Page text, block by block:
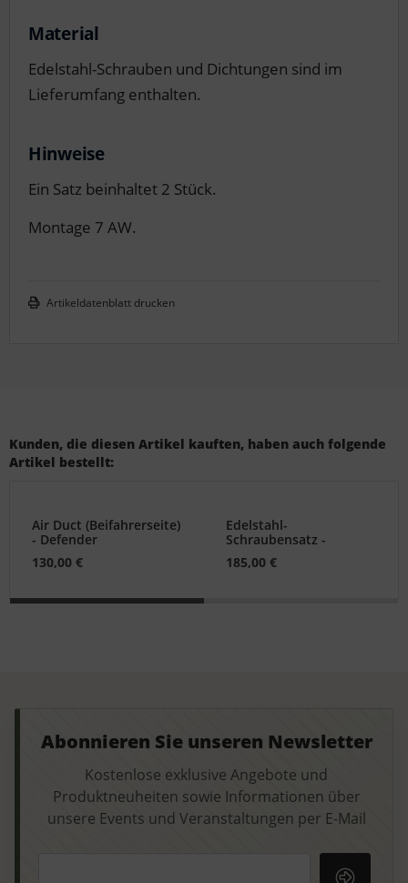
Material
Edelstahl-Schrauben und Dichtungen sind im
Lieferumfang enthalten.
Hinweise
Ein Satz beinhaltet 2 Stück.
Montage 7 AW.
Artikeldatenblatt drucken
Kunden, die diesen Artikel kauften, haben auch folgende
Artikel bestellt:
Air Duct (Beifahrerseite)
- Defender
130,00 €
Edelstahl-
Schraubensatz -
Defender 110
185,00 €
Abonnieren Sie unseren Newsletter
Kostenlose exklusive Angebote und
Produktneuheiten sowie Informationen über
unsere Events und Veranstaltungen per E-Mail